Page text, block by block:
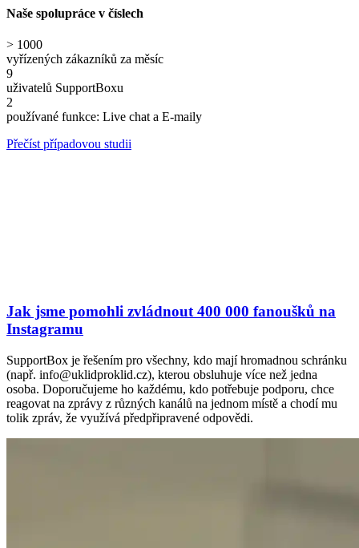
Naše spolupráce v číslech
> 1000
vyřízených zákazníků za měsíc
9
uživatelů SupportBoxu
2
používané funkce: Live chat a E-maily
Přečíst případovou studii
Jak jsme pomohli zvládnout 400 000 fanoušků na
Instagramu
SupportBox je řešením pro všechny, kdo mají hromadnou schránku
(např. info@uklidproklid.cz), kterou obsluhuje více než jedna
osoba. Doporučujeme ho každému, kdo potřebuje podporu, chce
reagovat na zprávy z různých kanálů na jednom místě a chodí mu
tolik zpráv, že využívá předpřipravené odpovědi.